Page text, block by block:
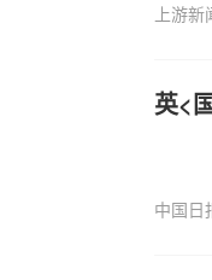
上游新
英<
中国日